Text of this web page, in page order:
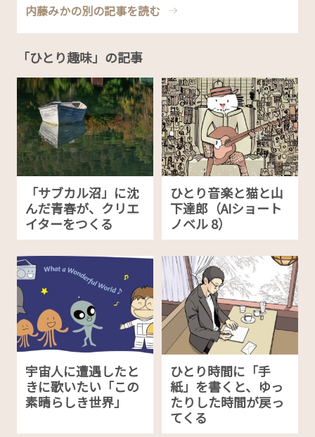
内藤みかの別の記事を読む
「ひとり趣味」の記事
「サブカル沼」に沈
んだ青春が、クリエ
イターをつくる
ひとり音楽と猫と山
下達郎（AIショート
ノベル 8）
宇宙人に遭遇したと
きに歌いたい「この
素晴らしき世界」
ひとり時間に「手
紙」を書くと、ゆっ
たりした時間が戻っ
てくる